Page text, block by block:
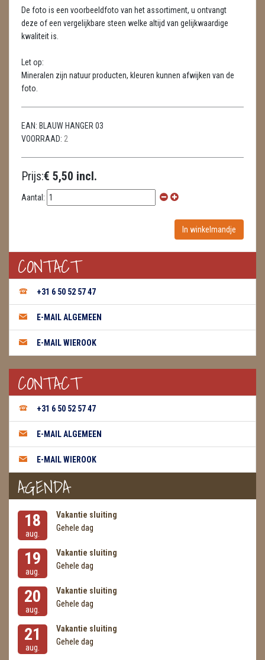
MASSAGE
METEORIETEN
RUWE STENEN
SCHEDELS / SKULLS
SPECIALE STUKKEN
TELEFOON KOORDEN
WIEROOK, OLIE & TOEBEHOREN
De foto is een voorbeeldfoto van het assortiment, u ontvangt
deze of een vergelijkbare steen welke altijd van gelijkwaardige
kwaliteit is.
Let op:
Mineralen zijn natuur producten, kleuren kunnen afwijken van de
foto.
EAN: BLAUW HANGER 03
VOORRAAD: 2
Prijs:€ 5,50 incl.
Aantal:
CONTACT
+31 6 50 52 57 47
E-MAIL ALGEMEEN
E-MAIL WIEROOK
CONTACT
+31 6 50 52 57 47
E-MAIL ALGEMEEN
E-MAIL WIEROOK
AGENDA
18
aug.
Vakantie sluiting
Gehele dag
19
aug.
Vakantie sluiting
Gehele dag
20
aug.
Vakantie sluiting
Gehele dag
21
aug.
Vakantie sluiting
Gehele dag